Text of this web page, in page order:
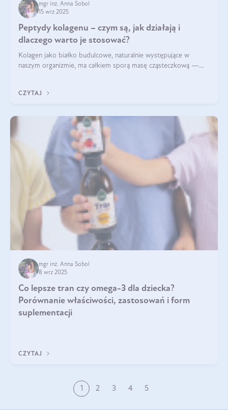
mgr inż. Anna Sobol
15 wrz 2025
Peptydy kolagenu – czym są, jak działają i
dlaczego warto je stosować?
Kolagen jako białko budulcowe, naturalnie występujące w
naszym organizmie, ma całkiem sporą masę cząsteczkową —
bardziej biodostępny
CZYTAJ
mgr inż. Anna Sobol
8 wrz 2025
Co lepsze tran czy omega-3 dla dziecka?
Porównanie właściwości, zastosowań i form
suplementacji
CZYTAJ
1 2 3 4 5